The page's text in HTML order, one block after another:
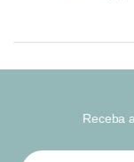
Receba